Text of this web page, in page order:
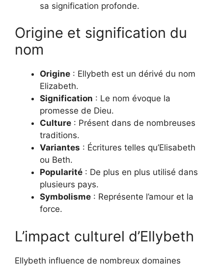
sa signification profonde.
Origine et signification du
nom
Origine : Ellybeth est un dérivé du nom
Elizabeth.
Signification : Le nom évoque la
promesse de Dieu.
Culture : Présent dans de nombreuses
traditions.
Variantes : Écritures telles qu’Elisabeth
ou Beth.
Popularité : De plus en plus utilisé dans
plusieurs pays.
Symbolisme : Représente l’amour et la
force.
L’impact culturel d’Ellybeth
Ellybeth influence de nombreux domaines